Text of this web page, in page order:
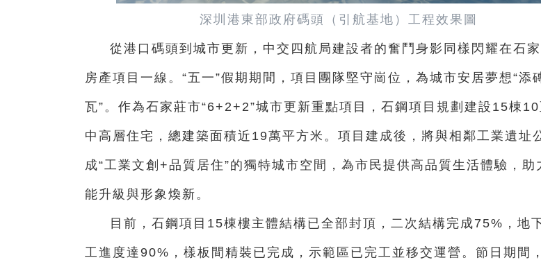
深圳港東部政府碼頭（引航基地）工程效果圖
從港口碼頭到城市更新，中交四航局建設者的奮鬥身影同樣閃耀在石
房產項目一線。“五一”假期期間，項目團隊堅守崗位，為城市安居夢想“添
瓦”。作為石家莊市“6+2+2”城市更新重點項目，石鋼項目規劃建設15棟
中高層住宅，總建築面積近19萬平方米。項目建成後，將與相鄰工業遺址
成“工業文創+品質居住”的獨特城市空間，為市民提供高品質生活體驗，助
能升級與形象煥新。
目前，石鋼項目15棟樓主體結構已全部封頂，二次結構完成75%，地
工進度達90%，樣板間精裝已完成，示範區已完工並移交運營。節日期間